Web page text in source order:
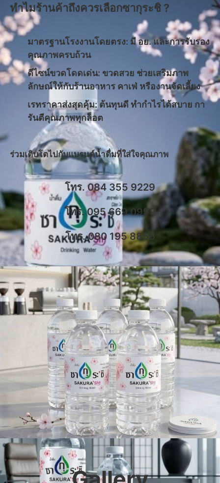
ทำไมร้านค้าถึงควรเลือกซากุระชิ ?
มาตรฐานโรงงานโดยตรง: มี อย. และการรับรอง
คุณภาพครบถ้วน
ดีไซน์ขวดโดดเด่น: ขวดสวย ช่วยเสริมภาพ
ลักษณ์ให้กับร้านอาหาร คาเฟ่ หรืองานจัดเลี้ยง
​เรทราคาส่งสุดคุ้ม: ต้นทุนดี ทำกำไรได้สบาย กา
รันตีคุณภาพทุกล็อต
​ร่วมเติบโตไปกับแบรนด์น้ำดื่มที่ใส่ใจคุณภาพ
โทร. 084 355 9229
โทร. 095 669 0999
โทร. 080 195 8856